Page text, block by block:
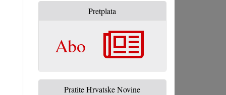
Pretplata
Abo
Pratite Hrvatske Novine